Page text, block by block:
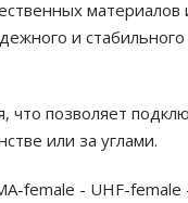
материалов
и стабильного
что позволяет
или за углами.
female - UHF-